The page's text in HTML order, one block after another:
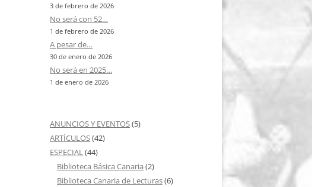
3 de febrero de 2026
No será con 52…
1 de febrero de 2026
A pesar de…
30 de enero de 2026
No será en 2025…
1 de enero de 2026
ANUNCIOS Y EVENTOS(5)
ARTÍCULOS(42)
ESPECIAL(44)
Biblioteca Básica Canaria (2)
Biblioteca Canaria de Lecturas(6)